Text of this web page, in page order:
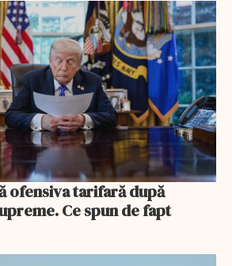
ofensiva tarifară după
Ce spun de fapt